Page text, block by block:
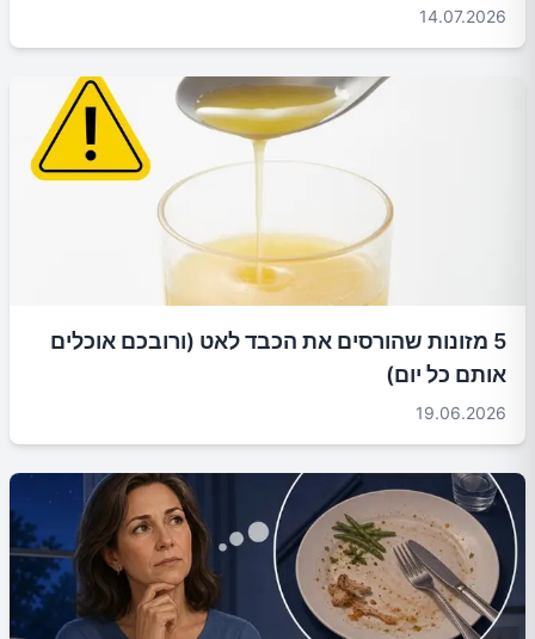
14.07.2026
5 מזונות שהורסים את הכבד לאט (ורובכם אוכלים
אותם כל יום)
19.06.2026